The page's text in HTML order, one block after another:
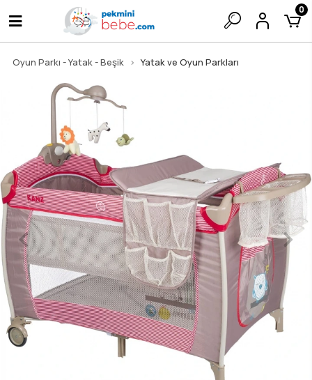
0
Oyun Parkı - Yatak - Beşik Yatak ve Oyun Parkları